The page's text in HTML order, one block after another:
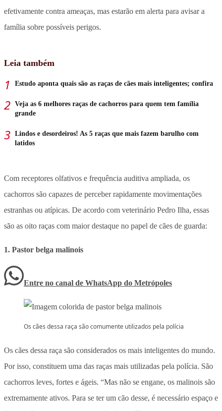
efetivamente contra ameaças, mas estarão em alerta para avisar a
família sobre possíveis perigos.
Leia também
Estudo aponta quais são as raças de cães mais inteligentes; confira
Veja as 6 melhores raças de cachorros para quem tem família
grande
Lindos e desordeiros! As 5 raças que mais fazem barulho com
latidos
Com receptores olfativos e frequência auditiva ampliada, os
cachorros são capazes de perceber rapidamente movimentações
estranhas ou atípicas. De acordo com veterinário Pedro Ilha, essas
são as oito raças com maior destaque no papel de cães de guarda:
1. Pastor belga malinois
Entre no canal de WhatsApp do Metrópoles
Os cães dessa raça são comumente utilizados pela polícia
Os cães dessa raça são considerados os mais inteligentes do mundo.
Por isso, constituem uma das raças mais utilizadas pela polícia. São
cachorros leves, fortes e ágeis. “Mas não se engane, os malinois são
extremamente ativos. Para se ter um cão desse, é necessário espaço e